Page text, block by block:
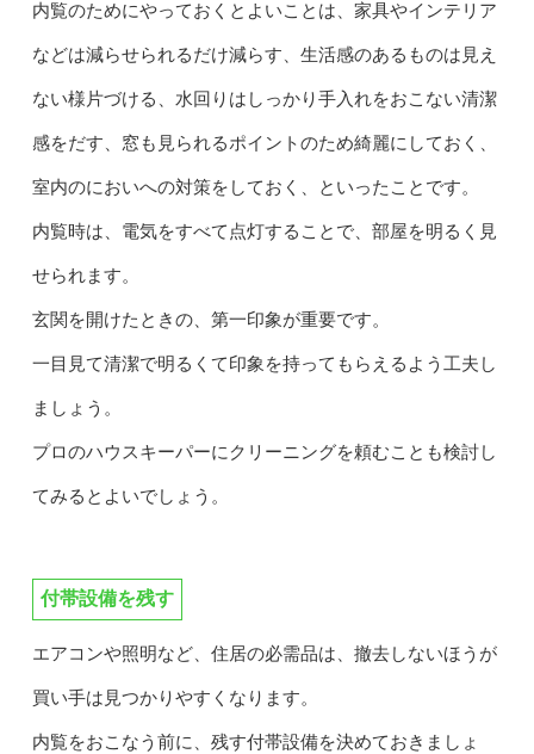
内覧のためにやっておくとよいことは、家具やインテリア
などは減らせられるだけ減らす、生活感のあるものは見え
ない様片づける、水回りはしっかり手入れをおこない清潔
感をだす、窓も見られるポイントのため綺麗にしておく、
室内のにおいへの対策をしておく、といったことです。
内覧時は、電気をすべて点灯することで、部屋を明るく見
せられます。
玄関を開けたときの、第一印象が重要です。
一目見て清潔で明るくて印象を持ってもらえるよう工夫し
ましょう。
プロのハウスキーパーにクリーニングを頼むことも検討し
てみるとよいでしょう。
付帯設備を残す
エアコンや照明など、住居の必需品は、撤去しないほうが
買い手は見つかりやすくなります。
内覧をおこなう前に、残す付帯設備を決めておきましょ